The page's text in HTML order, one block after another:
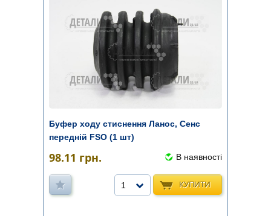
Буфер ходу стиснення Ланос, Сенс
передній FSO (1 шт)
98.11 грн. В наявності
КУПИТИ
1